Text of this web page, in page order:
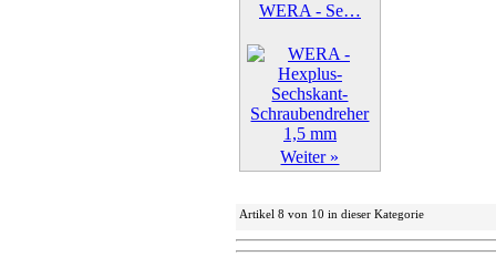
WERA - Se…
Weiter »
Artikel 8 von 10 in dieser Kategorie